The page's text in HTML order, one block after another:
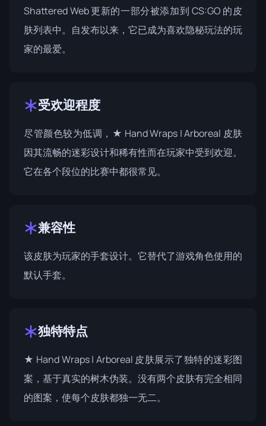
Shattered Web更新的一部分被添加到 CS:GO 的皮
肤列表中。自发布以来，它已成为喜欢隐秘玩法的玩
家的最爱。
受欢迎程度
尽管颜色较为低调，★ Hand Wraps | Arboreal 皮肤
因其流畅的迷彩设计和稀有性而在玩家中受到欢迎。
它在各个段位的比赛中都很常见。
兼容性
该皮肤为玩家的手套设计。它替代了游戏角色使用的
默认手套。
独特特点
★ Hand Wraps | Arboreal 皮肤展示了独特的迷彩图
案，基于真实的树木伪装。没有两个皮肤有完全相同
的图案，使每个皮肤都独一无二。